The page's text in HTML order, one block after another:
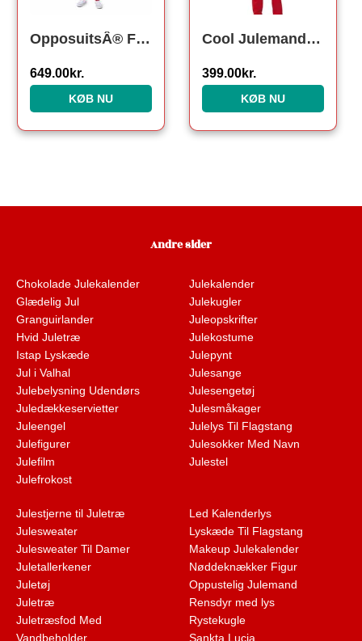
OpposuitsÂ® Festivity Red Teen Jakkesæt
649.00kr.
KØB NU
Cool Julemand Jakkesæt
399.00kr.
KØB NU
Andre sider
Chokolade Julekalender
Glædelig Jul
Granguirlander
Hvid Juletræ
Istap Lyskæde
Jul i Valhal
Julebelysning Udendørs
Juledækkeservietter
Juleengel
Julefigurer
Julefilm
Julefrokost
Julekalender
Julekugler
Juleopskrifter
Julekostume
Julepynt
Julesange
Julesengetøj
Julesmåkager
Julelys Til Flagstang
Julesokker Med Navn
Julestel
Julestjerne til Juletræ
Julesweater
Julesweater Til Damer
Juletallerkener
Juletøj
Juletræ
Juletræsfod Med
Vandbeholder
Led Kalenderlys
Lyskæde Til Flagstang
Makeup Julekalender
Nøddeknækker Figur
Oppustelig Julemand
Rensdyr med lys
Rystekugle
Sankta Lucia